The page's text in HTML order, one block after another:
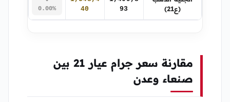
(ع21)
93
40
0.00%
مقارنة سعر جرام عيار 21 بين
صنعاء وعدن